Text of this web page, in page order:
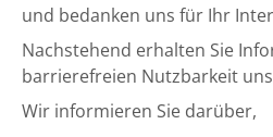
und bedanken uns für Ihr
Nachstehend erhalten Sie
barrierefreien Nutzbarkeit
Wir informieren Sie darüber,